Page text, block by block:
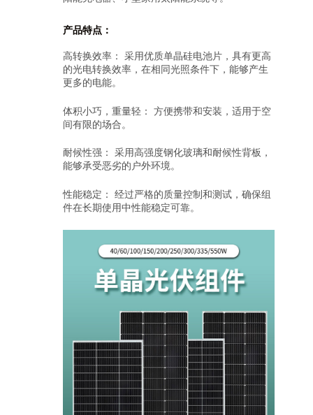
产品特点：
高转换效率： 采用优质单晶硅电池片，具有更高
的光电转换效率，在相同光照条件下，能够产生
更多的电能。
体积小巧，重量轻： 方便携带和安装，适用于空
间有限的场合。
耐候性强： 采用高强度钢化玻璃和耐候性背板，
能够承受恶劣的户外环境。
性能稳定： 经过严格的质量控制和测试，确保组
件在长期使用中性能稳定可靠。